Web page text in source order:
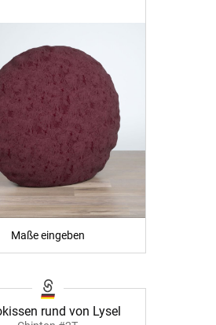
Maße eingeben
rund von Lysel